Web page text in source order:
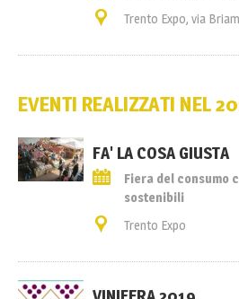
Trento Expo, via
EVENTI REALIZZATI NEL
FA' LA COSA GIUSTA
Fiera del consumo
sostenibili
Trento Expo